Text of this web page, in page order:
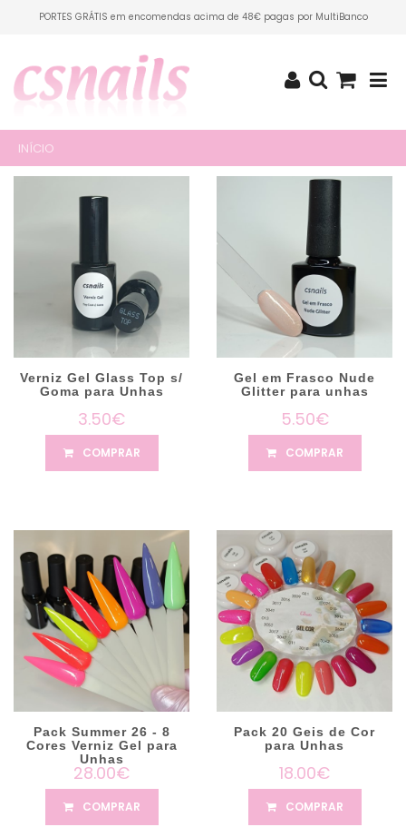
PORTES GRÁTIS em encomendas acima de 48€ pagas por MultiBanco
INÍCIO
Verniz Gel Glass Top s/
Goma para Unhas
3.50€
COMPRAR
Gel em Frasco Nude
Glitter para unhas
5.50€
COMPRAR
Pack Summer 26 - 8
Cores Verniz Gel para
Unhas
28.00€
COMPRAR
Pack 20 Geis de Cor
para Unhas
18.00€
COMPRAR